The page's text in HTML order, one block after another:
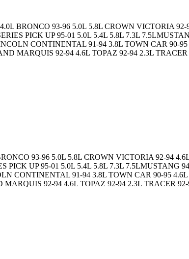
BRONCO 93-96 5.0L 5.8L CROWN VICTORIA 92-
PICK UP 95-01 5.0L 5.4L 5.8L 7.3L
CONTINENTAL 91-94 3.8L TOWN CAR 90-
MARQUIS 92-94 4.6L TOPAZ 92-94 2.3L TRACER
93-96 5.0L 5.8L CROWN VICTORIA 92-94
PICK UP 95-01 5.0L 5.4L 5.8L 7.3L 7.5LMUSTANG
CONTINENTAL 91-94 3.8L TOWN CAR 90-95
92-94 4.6L TOPAZ 92-94 2.3L TRACER